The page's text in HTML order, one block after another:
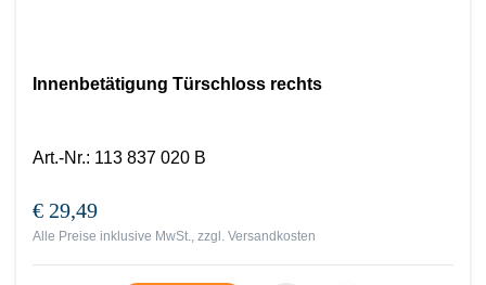
Innenbetätigung Türschloss rechts
Art.-Nr.: 113 837 020 B
€ 29,49
Alle Preise inklusive MwSt., zzgl. Versandkosten